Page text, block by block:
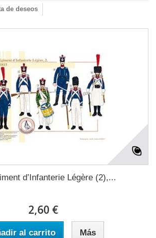
de deseos
d’Infanterie Légère (2),...
2,60 €
al carrito Más